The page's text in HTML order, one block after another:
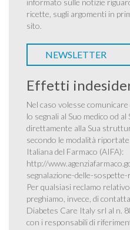
ricette, sugli argomenti in
sito.
NEWSLETTER
Effetti
Nel caso volesse
lo segnali al Suo medico od
direttamente alla Sua
secondo le modalità riportate
Italiana del Farmaco (AIFA):
http://
segnalazione-delle-
Per qualsiasi reclamo
preghiamo, invece, di
Diabetes Care Italy srl al n.
con i responsabili di